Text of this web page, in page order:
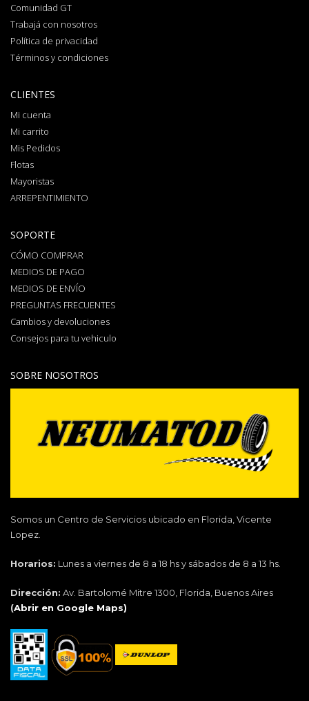
Comunidad GT
Trabajá con nosotros
Política de privacidad
Términos y condiciones
CLIENTES
Mi cuenta
Mi carrito
Mis Pedidos
Flotas
Mayoristas
ARREPENTIMIENTO
SOPORTE
CÓMO COMPRAR
MEDIOS DE PAGO
MEDIOS DE ENVÍO
PREGUNTAS FRECUENTES
Cambios y devoluciones
Consejos para tu vehiculo
SOBRE NOSOTROS
Somos un Centro de Servicios ubicado en Florida, Vicente
Lopez.
Horarios: Lunes a viernes de 8 a 18 hs y sábados de 8 a 13 hs.
Dirección: Av. Bartolomé Mitre 1300, Florida, Buenos Aires
(Abrir en Google Maps)